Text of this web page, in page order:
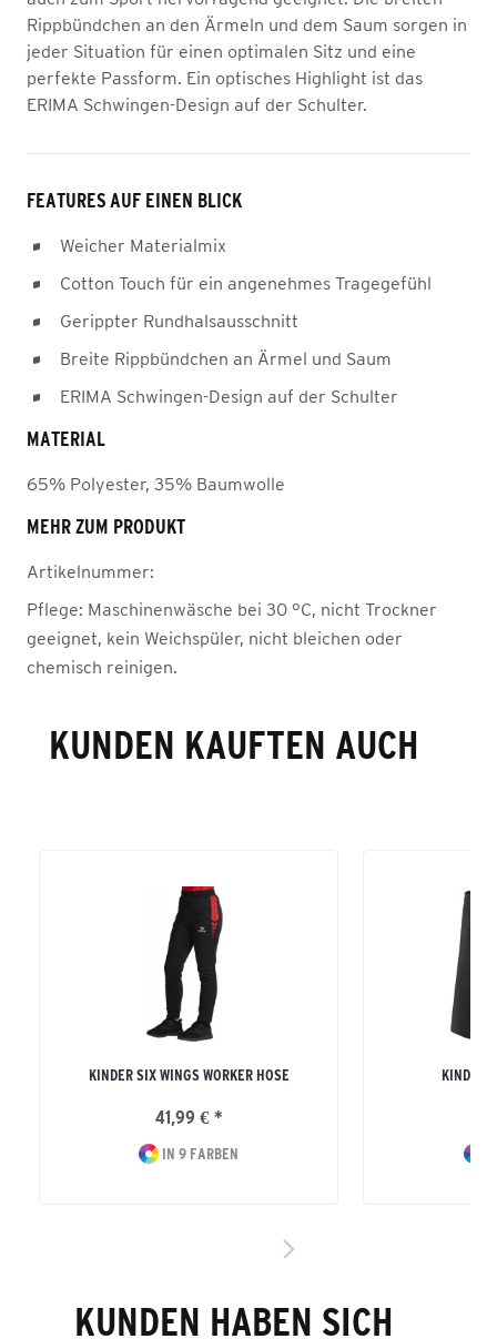
Rippbündchen an den Ärmeln und dem Saum sorgen in
jeder Situation für einen optimalen Sitz und eine
perfekte Passform. Ein optisches Highlight ist das
ERIMA Schwingen-Design auf der Schulter.
FEATURES AUF EINEN BLICK
Weicher Materialmix
Cotton Touch für ein angenehmes Tragegefühl
Gerippter Rundhalsausschnitt
Breite Rippbündchen an Ärmel und Saum
ERIMA Schwingen-Design auf der Schulter
MATERIAL
65% Polyester, 35% Baumwolle
MEHR ZUM PRODUKT
Artikelnummer:
Pflege: Maschinenwäsche bei 30 °C, nicht Trockner
geeignet, kein Weichspüler, nicht bleichen oder
chemisch reinigen.
KUNDEN KAUFTEN AUCH
KINDER SIX WINGS WORKER HOSE
41,99 € *
IN 9 FARBEN
KINDER
KUNDEN HABEN SICH